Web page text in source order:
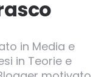
in Media e
in Teorie e